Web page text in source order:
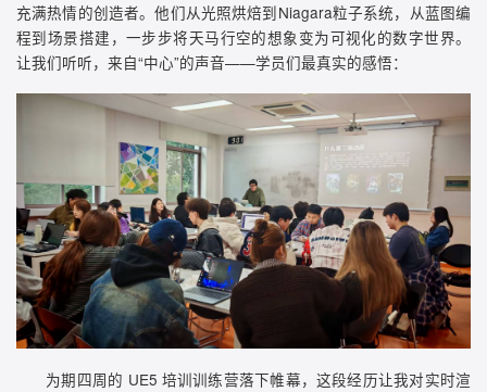
充满热情的创造者。他们从光照烘焙到Niagara粒子系统，从蓝图编
程到场景搭建，一步步将天马行空的想象变为可视化的数字世界。
让我们听听，来自“中心”的声音——学员们最真实的感悟：
为期四周的 UE5 培训训练营落下帷幕，这段经历让我对实时渲